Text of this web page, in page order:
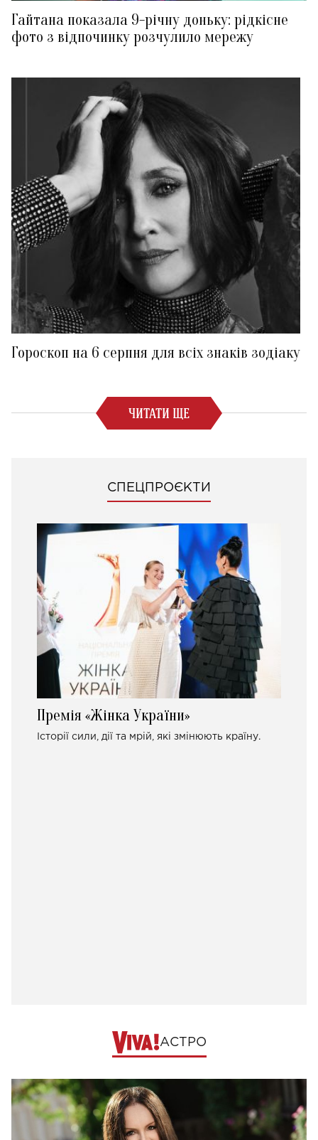
Гайтана показала 9-річну доньку: рідкісне
фото з відпочинку розчулило мережу
Гороскоп на 6 серпня для всіх знаків зодіаку
ЧИТАТИ ЩЕ
СПЕЦПРОЄКТИ
Премія «Жінка України»
Історії сили, дії та мрій, які змінюють країну.
АСТРО